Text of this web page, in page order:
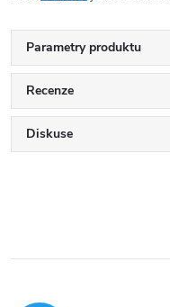
Parametry produktu
Recenze
Diskuse